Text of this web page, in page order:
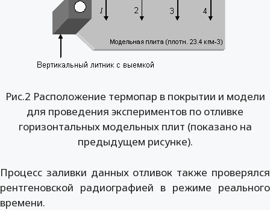
Рис.2 Расположение термопар в покрытии и модели
для проведения экспериментов по отливке
горизонтальных модельных плит (показано на
предыдущем рисунке).
Процесс заливки данных отливок также проверялся
рентгеновской радиографией в режиме реального
времени.